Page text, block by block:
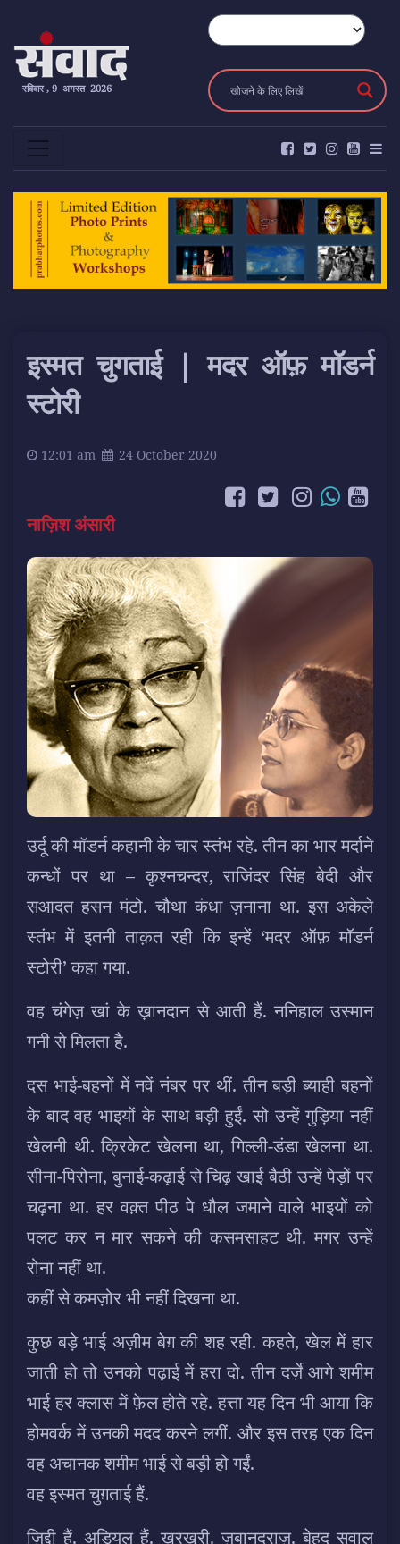
रविवार , 9 अगस्त 2026
इस्मत चुगताई | मदर ऑफ़ मॉडर्न
स्टोरी
12:01 am 24 October 2020
नाज़िश अंसारी
उर्दू की मॉडर्न कहानी के चार स्तंभ रहे. तीन का भार मर्दाने
कन्धों पर था – कृश्नचन्दर, राजिंदर सिंह बेदी और
सआदत हसन मंटो. चौथा कंधा ज़नाना था. इस अकेले
स्तंभ में इतनी ताक़त रही कि इन्हें ‘मदर ऑफ़ मॉडर्न
स्टोरी’ कहा गया.
वह चंगेज़ खां के ख़ानदान से आती हैं. ननिहाल उस्मान
गनी से मिलता है.
दस भाई-बहनों में नवें नंबर पर थीं. तीन बड़ी ब्याही बहनों
के बाद वह भाइयों के साथ बड़ी हुईं. सो उन्हें गुड़िया नहीं
खेलनी थी. क्रिकेट खेलना था, गिल्ली-डंडा खेलना था.
सीना-पिरोना, बुनाई-कढ़ाई से चिढ़ खाई बैठी उन्हें पेड़ों पर
चढ़ना था. हर वक़्त पीठ पे धौल जमाने वाले भाइयों को
पलट कर न मार सकने की कसमसाहट थी. मगर उन्हें
रोना नहीं था.
कहीं से कमज़ोर भी नहीं दिखना था.
कुछ बड़े भाई अज़ीम बेग़ की शह रही. कहते, खेल में हार
जाती हो तो उनको पढ़ाई में हरा दो. तीन दर्ज़े आगे शमीम
भाई हर क्लास में फ़ेल होते रहे. हत्ता यह दिन भी आया कि
होमवर्क में उनकी मदद करने लगीं. और इस तरह एक दिन
वह अचानक शमीम भाई से बड़ी हो गईं.
वह इस्मत चुग़ताई हैं.
ज़िद्दी हैं. अड़ियल हैं. खरखरी. ज़बानदराज़. बेहद सवाल